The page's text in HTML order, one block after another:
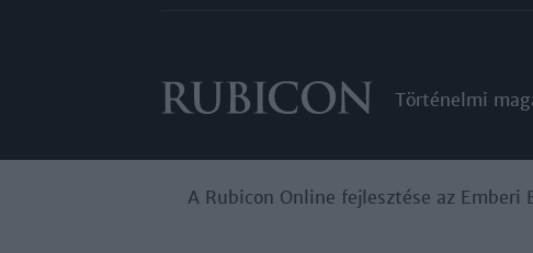
Történelmi
A Rubicon Online fejlesztése az